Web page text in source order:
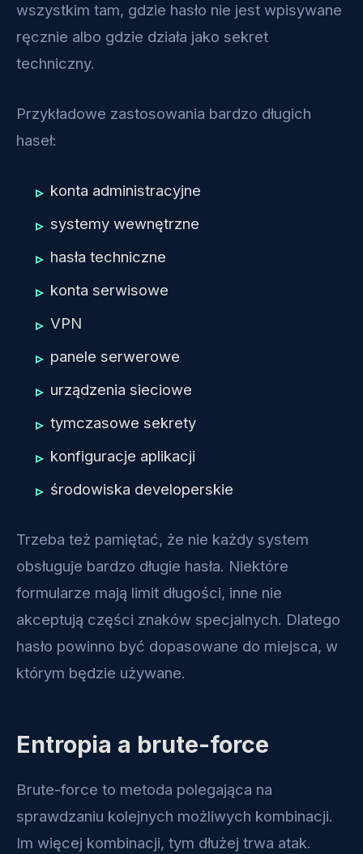
wszystkim tam, gdzie hasło nie jest wpisywane
ręcznie albo gdzie działa jako sekret
techniczny.
Przykładowe zastosowania bardzo długich
haseł:
konta administracyjne
systemy wewnętrzne
hasła techniczne
konta serwisowe
VPN
panele serwerowe
urządzenia sieciowe
tymczasowe sekrety
konfiguracje aplikacji
środowiska developerskie
Trzeba też pamiętać, że nie każdy system
obsługuje bardzo długie hasła. Niektóre
formularze mają limit długości, inne nie
akceptują części znaków specjalnych. Dlatego
hasło powinno być dopasowane do miejsca, w
którym będzie używane.
Entropia a brute-force
Brute-force to metoda polegająca na
sprawdzaniu kolejnych możliwych kombinacji.
Im więcej kombinacji, tym dłużej trwa atak.